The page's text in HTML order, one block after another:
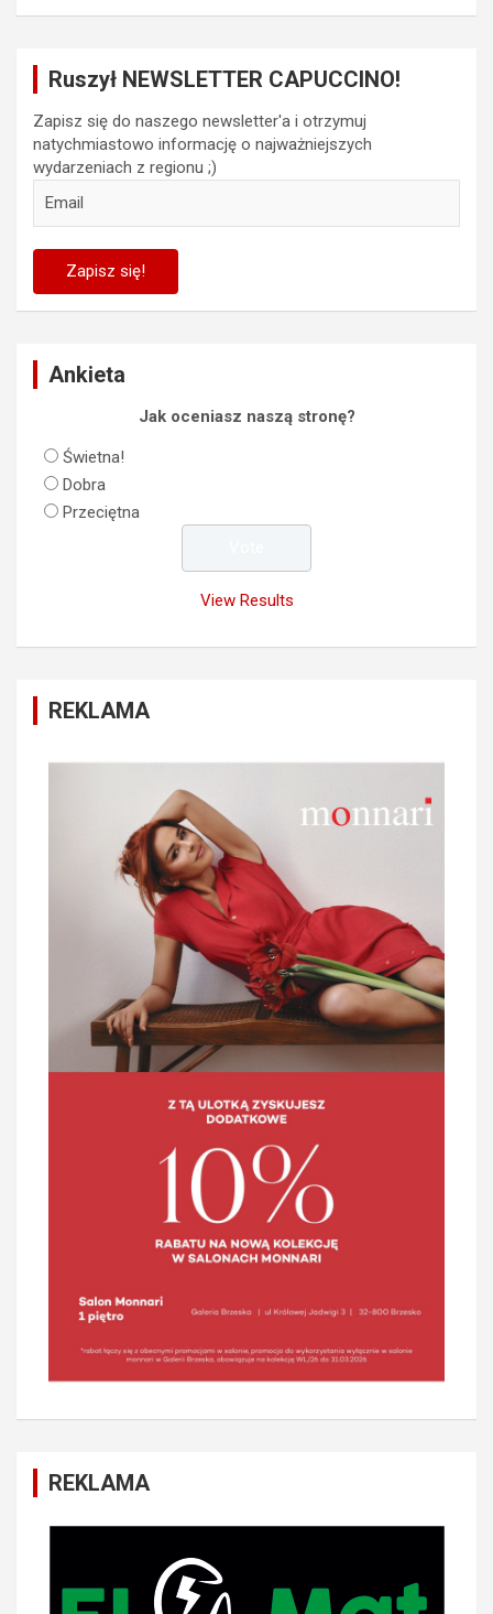
Ruszył NEWSLETTER CAPUCCINO!
Zapisz się do naszego newsletter'a i otrzymuj
natychmiastowo informację o najważniejszych
wydarzeniach z regionu ;)
Ankieta
Jak oceniasz naszą stronę?
Świetna!
Dobra
Przeciętna
View Results
REKLAMA
REKLAMA